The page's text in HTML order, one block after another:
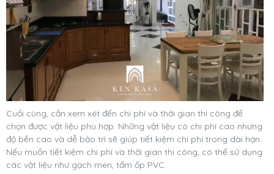
Cuối cùng, cần xem xét đến chi phí và thời gian thi công để
chọn được vật liệu phù hợp. Những vật liệu có chi phí cao nhưng
độ bền cao và dễ bảo trì sẽ giúp tiết kiệm chi phí trong dài hạn.
Nếu muốn tiết kiệm chi phí và thời gian thi công, có thể sử dụng
các vật liệu như gạch men, tấm ốp PVC.